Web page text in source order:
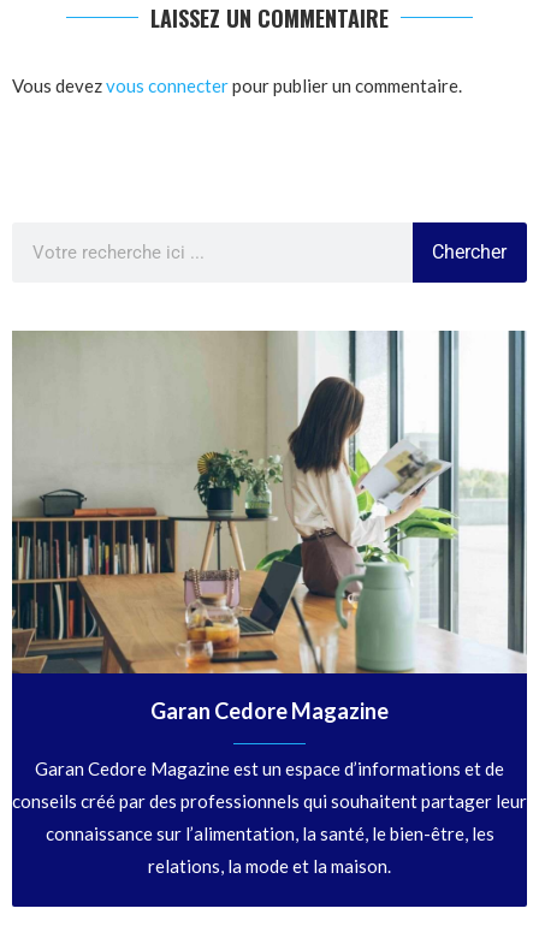
LAISSEZ UN COMMENTAIRE
Vous devezvous connecterpour publier un commentaire.
Chercher
Garan Cedore Magazine
Garan Cedore Magazine est un espace d’informations et de
conseils créé par des professionnels qui souhaitent partager leur
connaissance sur l’alimentation, la santé, le bien-être, les
relations, la mode et la maison.